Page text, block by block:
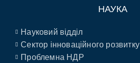
НАУКА
Науковий відділ
Сектор інноваційного розвитку
Проблемна НДР